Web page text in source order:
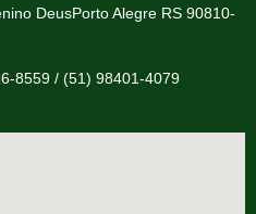
DeusPorto Alegre RS 90810-
8559 / (51) 98401-4079